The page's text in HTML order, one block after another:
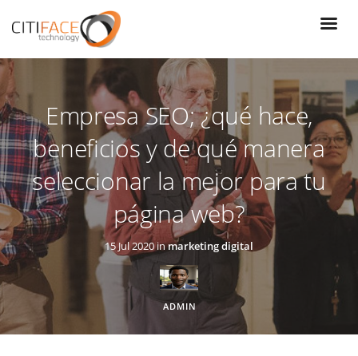
contenido
principal
Empresa SEO; ¿qué hace,
beneficios y de qué manera
seleccionar la mejor para tu
página web?
15 Jul 2020 inmarketing digital
ADMIN